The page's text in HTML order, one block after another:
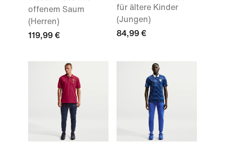
offenem Saum
(Herren)
119,99 €
für ältere Kinder
(Jungen)
84,99 €